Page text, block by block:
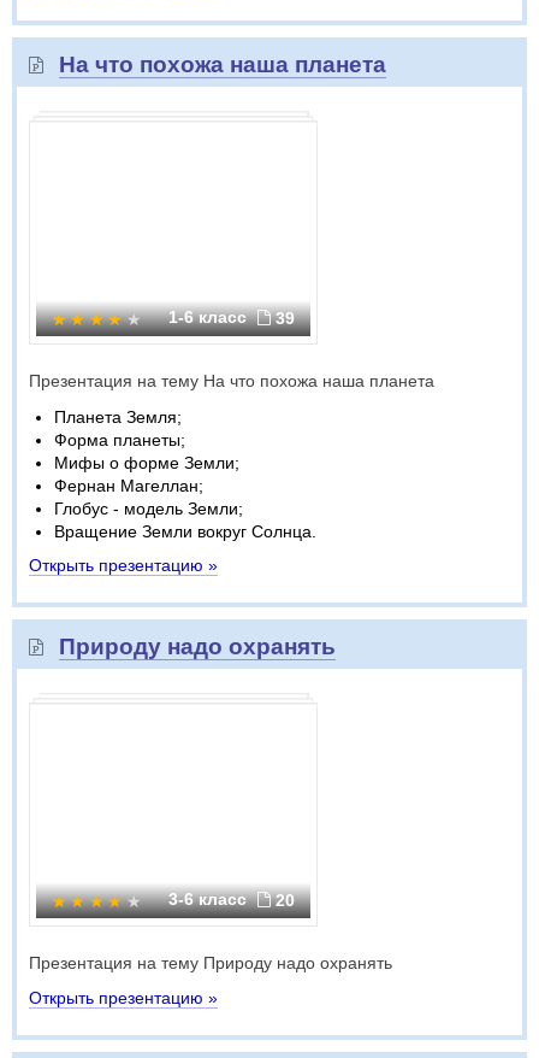
На что похожа наша планета
1-6 класс 39
Презентация на тему На что похожа наша планета
Планета Земля;
Форма планеты;
Мифы о форме Земли;
Фернан Магеллан;
Глобус - модель Земли;
Вращение Земли вокруг Солнца.
Открыть презентацию »
Природу надо охранять
3-6 класс 20
Презентация на тему Природу надо охранять
Открыть презентацию »